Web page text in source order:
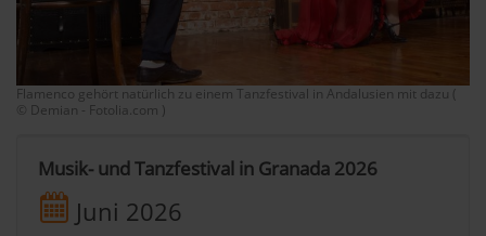
Flamenco gehört natürlich zu einem Tanzfestival in Andalusien mit dazu (
© Demian - Fotolia.com )
Musik- und Tanzfestival in Granada 2026
Juni 2026